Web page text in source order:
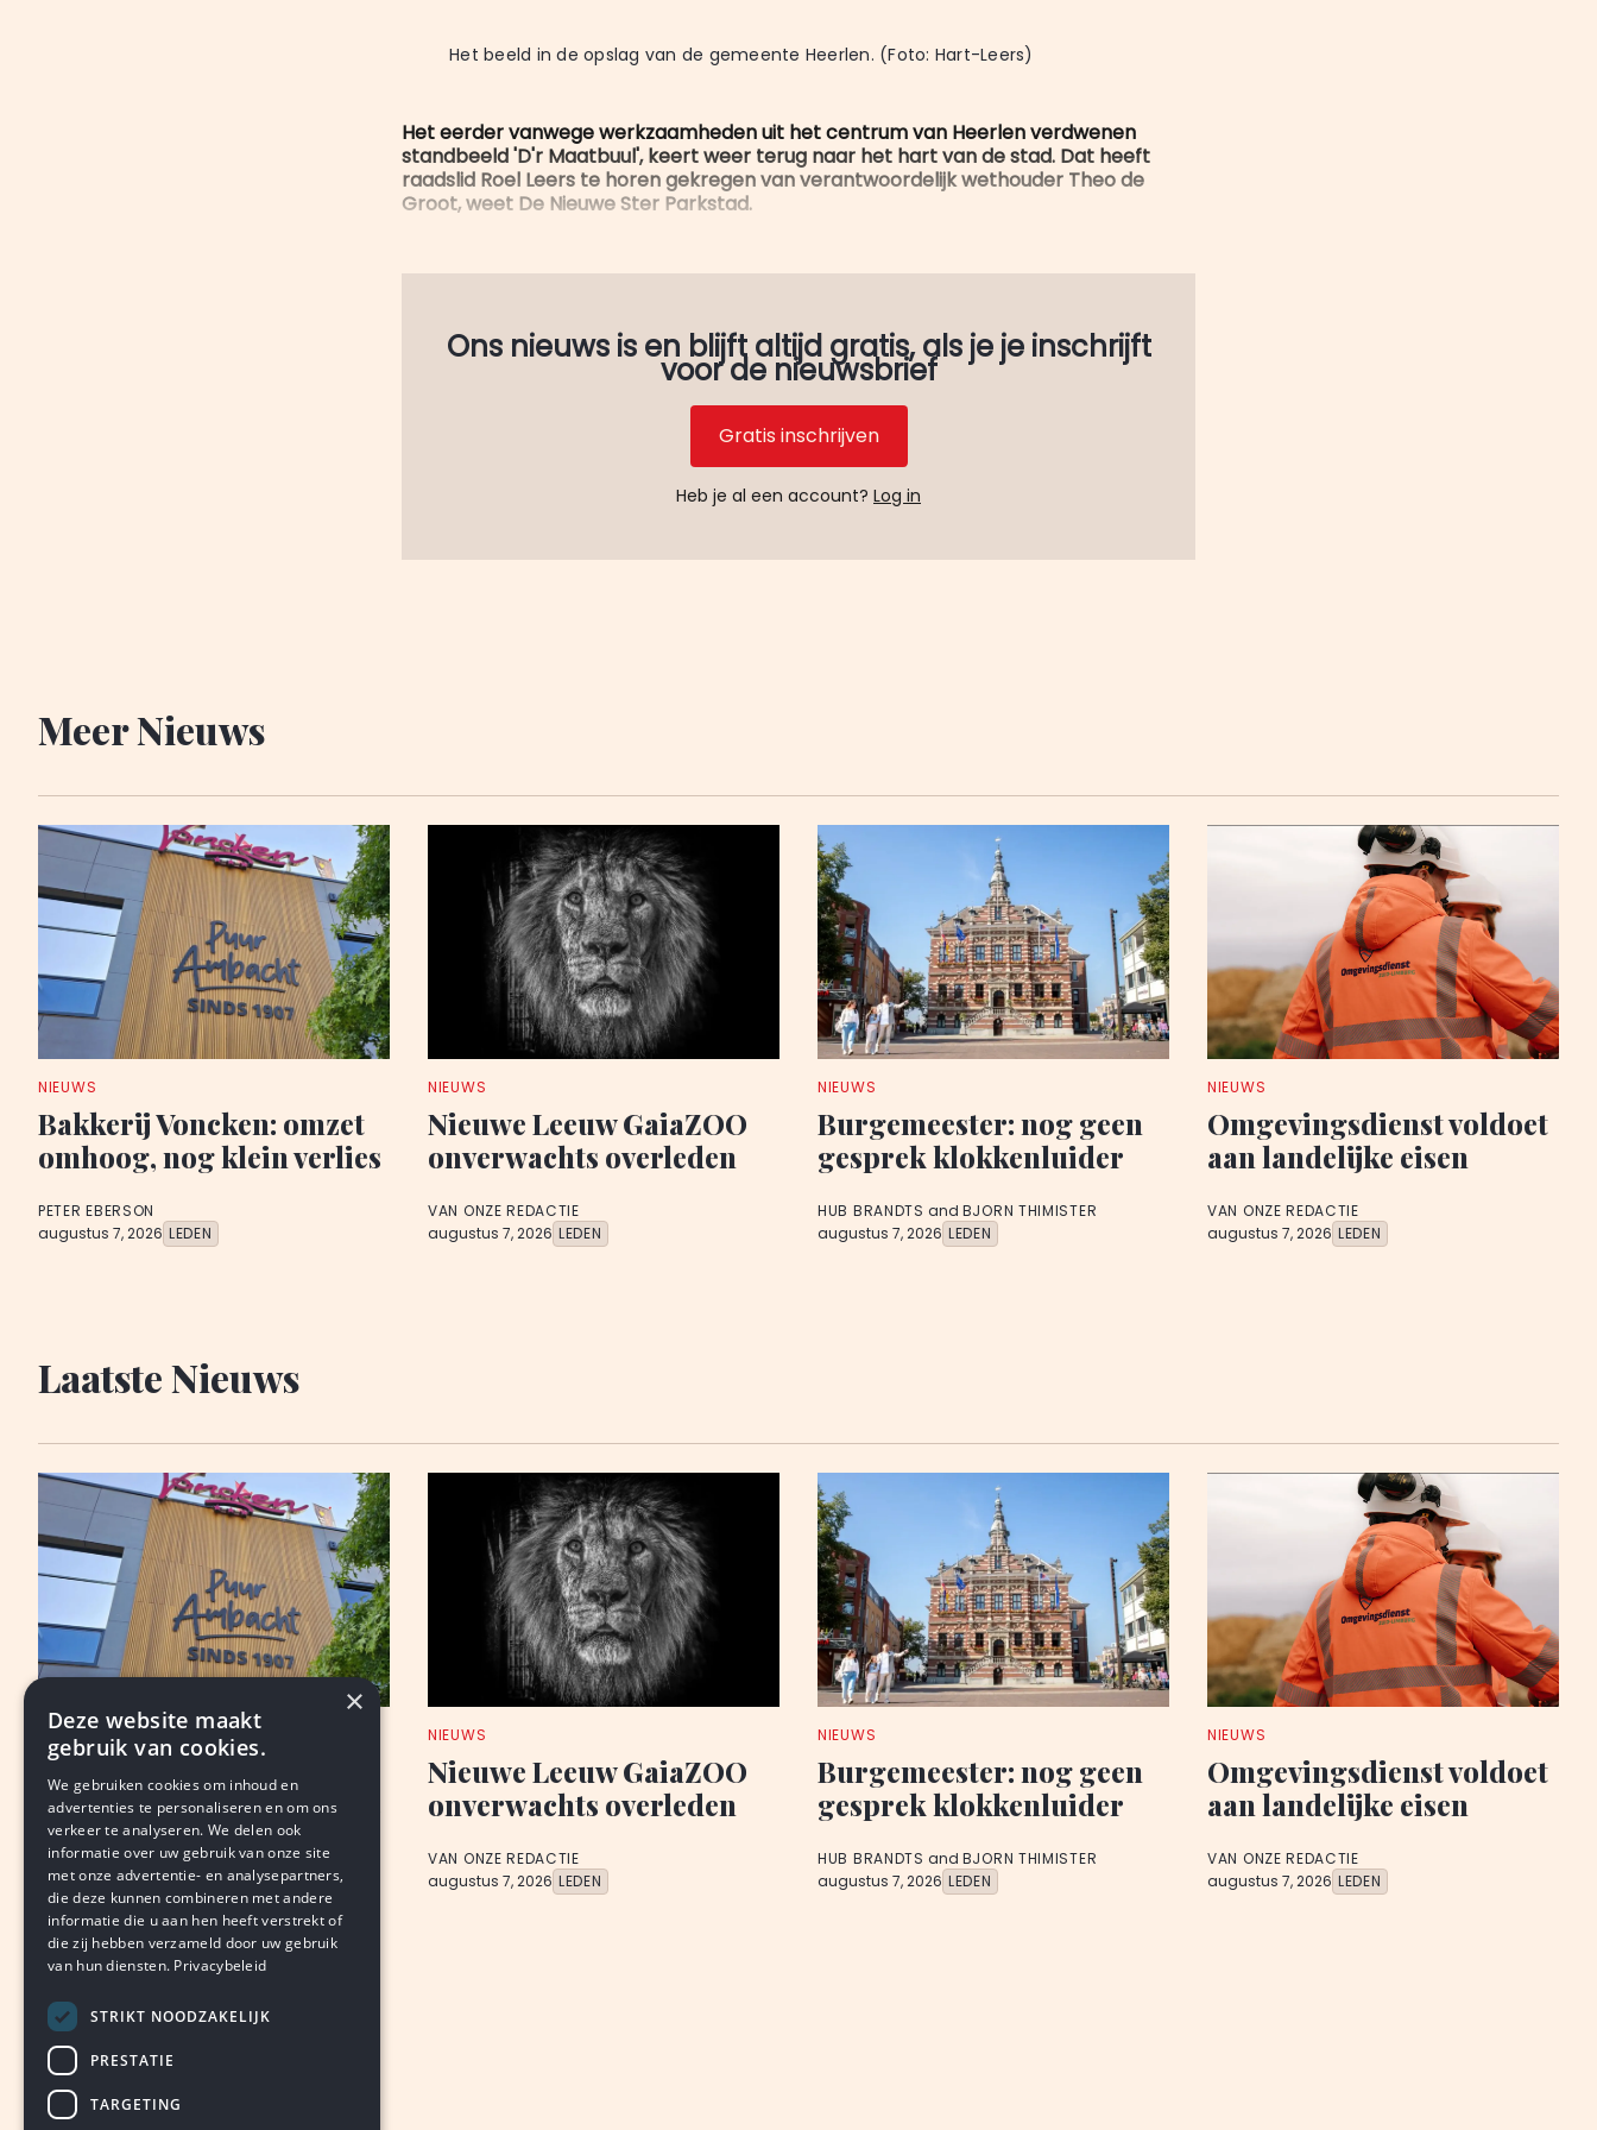
Het beeld in de opslag van de gemeente Heerlen. (Foto: Hart-Leers)
Het eerder vanwege werkzaamheden uit het centrum van Heerlen verdwenen
standbeeld 'D'r Maatbuul', keert weer terug naar het hart van de stad. Dat heeft
raadslid Roel Leers te horen gekregen van verantwoordelijk wethouder Theo de
Groot, weet De Nieuwe Ster Parkstad.
Ons nieuws is en blijft altijd gratis, als je je inschrijft
voor de nieuwsbrief
Gratis inschrijven
Heb je al een account? Log in
Meer Nieuws
NIEUWS
Bakkerij Voncken: omzet
omhoog, nog klein verlies
PETER EBERSON
augustus 7, 2026 LEDEN
NIEUWS
Nieuwe Leeuw GaiaZOO
onverwachts overleden
VAN ONZE REDACTIE
augustus 7, 2026 LEDEN
NIEUWS
Burgemeester: nog geen
gesprek klokkenluider
HUB BRANDTS and BJORN THIMISTER
augustus 7, 2026 LEDEN
NIEUWS
Omgevingsdienst voldoet
aan landelijke eisen
VAN ONZE REDACTIE
augustus 7, 2026 LEDEN
Laatste Nieuws
NIEUWS
Bakkerij Voncken: omzet
omhoog, nog klein verlies
PETER EBERSON
augustus 7, 2026 LEDEN
NIEUWS
Nieuwe Leeuw GaiaZOO
onverwachts overleden
VAN ONZE REDACTIE
augustus 7, 2026 LEDEN
NIEUWS
Burgemeester: nog geen
gesprek klokkenluider
HUB BRANDTS and BJORN THIMISTER
augustus 7, 2026 LEDEN
NIEUWS
Omgevingsdienst voldoet
aan landelijke eisen
VAN ONZE REDACTIE
augustus 7, 2026 LEDEN
×
Deze website maakt
gebruik van cookies.
We gebruiken cookies om inhoud en
advertenties te personaliseren en om ons
verkeer te analyseren. We delen ook
informatie over uw gebruik van onze site
met onze advertentie- en analysepartners,
die deze kunnen combineren met andere
informatie die u aan hen heeft verstrekt of
die zij hebben verzameld door uw gebruik
van hun diensten. Privacybeleid
STRIKT NOODZAKELIJK
PRESTATIE
TARGETING